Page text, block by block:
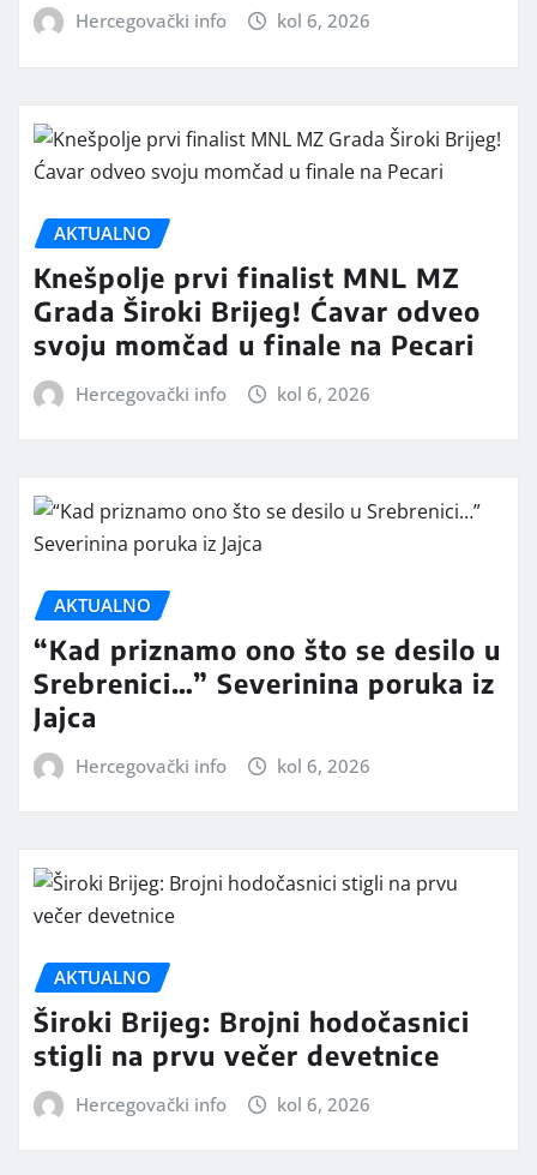
Hercegovački info kol 6, 2026
AKTUALNO
Knešpolje prvi finalist MNL MZ
Grada Široki Brijeg! Ćavar odveo
svoju momčad u finale na Pecari
Hercegovački info kol 6, 2026
AKTUALNO
“Kad priznamo ono što se desilo u
Srebrenici…” Severinina poruka iz
Jajca
Hercegovački info kol 6, 2026
AKTUALNO
Široki Brijeg: Brojni hodočasnici
stigli na prvu večer devetnice
Hercegovački info kol 6, 2026